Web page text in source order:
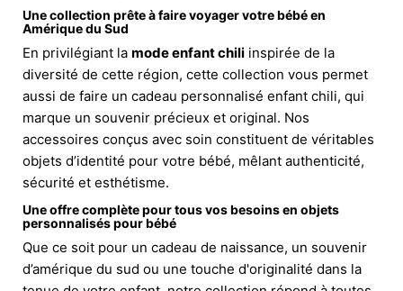
Une collection prête à faire voyager votre bébé en
Amérique du Sud
En privilégiant la mode enfant chili inspirée de la
diversité de cette région, cette collection vous permet
aussi de faire un cadeau personnalisé enfant chili, qui
marque un souvenir précieux et original. Nos
accessoires conçus avec soin constituent de véritables
objets d’identité pour votre bébé, mêlant authenticité,
sécurité et esthétisme.
Une offre complète pour tous vos besoins en objets
personnalisés pour bébé
Que ce soit pour un cadeau de naissance, un souvenir
d’amérique du sud ou une touche d'originalité dans la